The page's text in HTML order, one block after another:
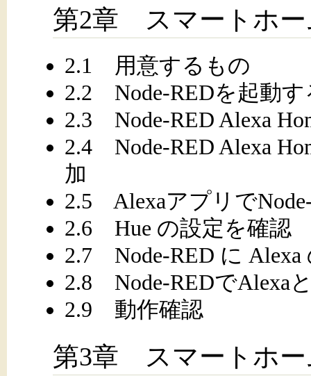
第2章 スマートホー
2.1 用意するもの
2.2 Node-REDを起動す
2.3 Node-RED Alexa
2.4 Node-RED Alexa
加
2.5 Alexaアプリで
2.6 Hue の設定を確認
2.7 Node-RED に Alexa
2.8 Node-REDでAlexa
2.9 動作確認
第3章 スマートホー